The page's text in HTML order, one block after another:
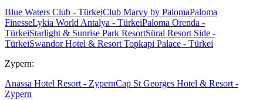
Blue Waters Club - TürkeiClub Marvy by PalomaPaloma
FinesseLykia World Antalya - TürkeiPaloma Orenda -
TürkeiStarlight & Sunrise Park ResortSüral Resort Side -
TürkeiSwandor Hotel & Resort Topkapi Palace - Türkei
Zypern:
Anassa Hotel Resort - ZypernCap St Georges Hotel & Resort -
Zypern